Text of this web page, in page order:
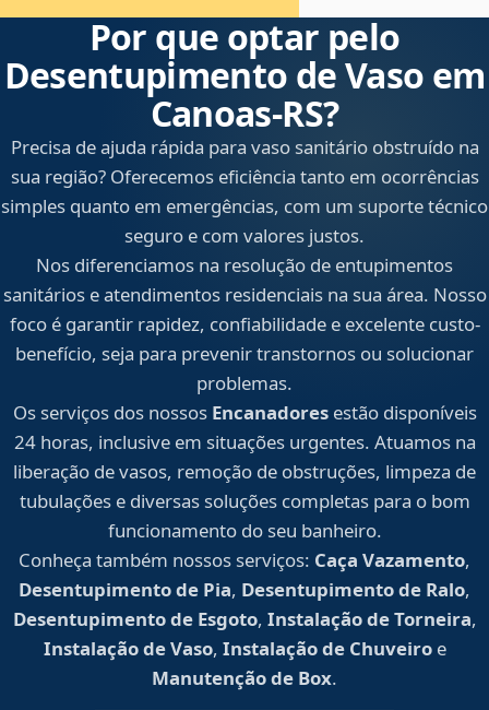
Por que optar pelo
Desentupimento de Vaso em
Canoas‑RS?
Precisa de ajuda rápida para vaso sanitário obstruído na
sua região? Oferecemos eficiência tanto em ocorrências
simples quanto em emergências, com um suporte técnico
seguro e com valores justos.
Nos diferenciamos na resolução de entupimentos
sanitários e atendimentos residenciais na sua área. Nosso
foco é garantir rapidez, confiabilidade e excelente custo-
benefício, seja para prevenir transtornos ou solucionar
problemas.
Os serviços dos nossos Encanadoresestão disponíveis
24 horas, inclusive em situações urgentes. Atuamos na
liberação de vasos, remoção de obstruções, limpeza de
tubulações e diversas soluções completas para o bom
funcionamento do seu banheiro.
Conheça também nossos serviços: Caça Vazamento,
Desentupimento de Pia, Desentupimento de Ralo,
Desentupimento de Esgoto, Instalação de Torneira,
Instalação de Vaso, Instalação de Chuveiroe
Manutenção de Box.